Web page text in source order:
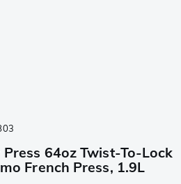
64oz Twist-To-Lock
French Press, 1.9L